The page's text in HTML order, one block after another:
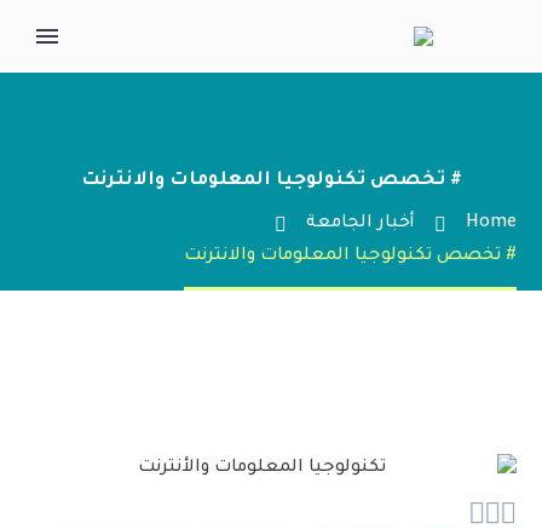
# تخصص تكنولوجيا المعلومات والانترنت
Home
أخبار الجامعة
# تخصص تكنولوجيا المعلومات والانترنت
